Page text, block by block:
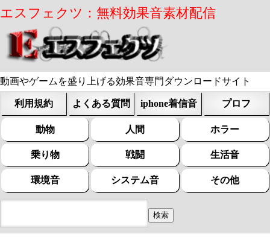
エスフェクツ：無料効果音素材配信
動画やゲームを盛り上げる効果音専門ダウンロードサイト
利用規約 よくある質問 iphone着信音 プロフ
動物 人間 ホラー
乗り物 戦闘 生活音
環境音 システム音 その他